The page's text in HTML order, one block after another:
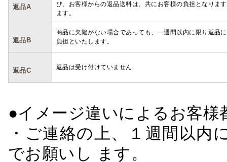
返品A
び、お客様からの返品送料は、共にお客様の負担となりま
ます。
返品B
商品に欠陥がない場合であっても、一週間以内に限り返品
負担といたします。
返品C 返品は受け付けていません
●イメージ違いによるお客
・ご連絡の上、１週間以
でお願いし ます。